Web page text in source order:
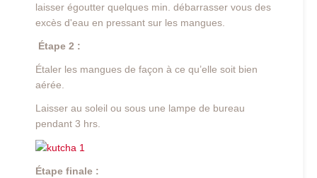
laisser égoutter quelques min. débarrasser vous des
excès d'eau en pressant sur les mangues.
Étape 2 :
Étaler les mangues de façon à ce qu’elle soit bien
aérée.
Laisser au soleil ou sous une lampe de bureau
pendant 3 hrs.
Étape finale :